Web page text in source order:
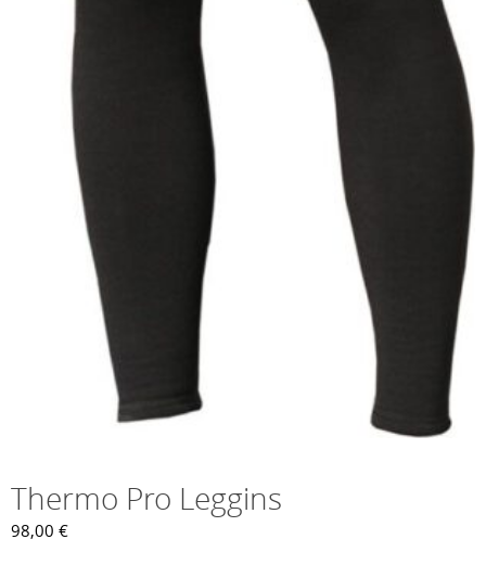
Thermo Pro Leggins
98,00 €